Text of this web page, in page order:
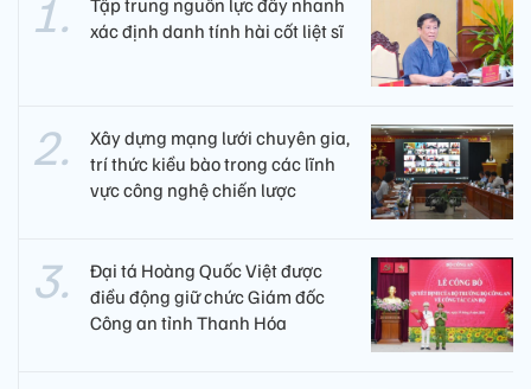
xác định danh tính hài cốt liệt sĩ
Xây dựng mạng lưới chuyên gia,
trí thức kiều bào trong các lĩnh
vực công nghệ chiến lược
Đại tá Hoàng Quốc Việt được
điều động giữ chức Giám đốc
Công an tỉnh Thanh Hóa